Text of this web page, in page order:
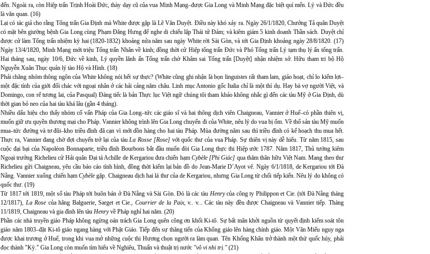
đến. Ngoài ra, còn Hiệp trấn Trịnh Hoài Đức, thày dạy cũ của vua Minh Mạng–được Gia Long và Minh Mạng đặc biệt quí mến. Lý và Đức đều
là văn quan. (16)
Lại có tác giả cho rằng Tổng trấn Gia Định mà White được gặp là Lê Văn Duyệt. Điều này khó xảy ra. Ngày 26/1/1820, Chưởng Tả quân Duyệt
có mặt bên giường bệnh Gia Long cùng Phạm Đăng Hưng để nghe di chiếu lập Thái tử Đảm; và kiêm giám 5 kinh doanh Thần sách. Duyệt chỉ
được cử làm Tổng trấn nhiệm kỳ hai (1820-1832) khoảng nửa năm sau ngày White rời Sài Gòn, và tới Gia Định khoảng ngày 28/8/1820. (17)
Ngày 13/4/1820, Minh Mạng mới triệu Tổng trấn Nhân về kinh; đồng thời cử Hiệp tổng trấn Đức và Phó Tổng trấn Lý tạm thụ lý ấn tổng trấn.
Hai tháng sau, ngày 10/6, Đức về kinh, Lý quyền lãnh ấn Tổng trấn chờ Khâm sai Tổng trấn [Duyệt] nhận nhiệm sở. Hữu tham tri bộ Hộ
Nguyễn Xuân Thục quản lý tào Hộ và Hình. (18)
Phải chăng nhóm thông ngôn của White không nói hết sự thực? (White cũng ghi nhận là bọn linguistes rất tham lam, giảo hoạt, chỉ lo kiếm lợi–
một đặc tính của giới đổi chác với ngoại nhân ở các hải cảng năm châu. Linh mục Antonio gốc Italia chỉ là một thí dụ. Hay bà vợ người Việt, và
Domingo, con rể tương lai, của Pasqual) Đáng tiếc là bản Thực lục Việt ngữ chúng tôi tham khảo không nhắc gì đến các tàu Mỹ ở Gia Định, dù
thời gian bỏ neo của hai tàu khá lâu (gần 4 tháng).
Nhiều dấu hiệu cho thấy nhóm cố vấn Pháp của Gia Long–tức các giáo sĩ và hai thông dịch viên Chaigneau, Vannier ở Huế–có phần thiên vị,
muốn giữ ưu quyền thương mại cho Pháp. Vannier không trình lên Gia Long chuyến đi của White, nêu lý do vua bị ốm. Về thổ sản tàu Mỹ muốn
mua–tức đường và tơ đũi–kho triều đình đã cạn vì mới dồn hàng cho hai tàu Pháp. Mùa đường năm sau thì triều đình có kế hoạch thu mua hết.
Thực ra, Vannier đang chờ đợi chuyến trở lại của tàuLa Rosse [Rose] với quốc thư của vua Pháp. Sự thiên vị này dễ hiểu. Từ năm 1815, sau
cuộc đại bại của Napoléon Bonnaparte, triều đình Bourbons bắt đầu muốn đòi Gia Long thực thi Hiệp ước 1787. Năm 1817, Thủ tướng kiêm
Ngoại trưởng Richelieu cử Hải quân Đại tá Achille de Kergariou đưa chiến hạm Cybèle [Phi Giác] qua thăm thân hữu Việt Nam. Mang theo thư
Richelieu gửi Chaigneau, yêu cầu báo cáo tình hình, đồng thời kiểm lại bản đồ do Jean-Marie D’Ayot vẽ. Ngày 6/1/1818, de Kergariou tới Đà
Nẵng. Vannier xuống chiến hạmCybèle gặp. Chaigneau dịch hai lá thư của de Kergariou, nhưng Gia Long từ chối tiếp kiến. Nêu lý do không có
quốc thư. (19)
Từ 1817 tới 1819, một số tàu Pháp tới buôn bán ở Đà Nẵng và Sài Gòn. Đó là các tàu Henrycủa công ty Philippon et Cie. (tới Đà Nẵng tháng
12/1817), La Rose của hãng Balguerie, Sarget et Cie., Courrier de la Paix,v.. v... Các tàu này đều được Chaigneau và Vannier tiếp. Tháng
11/1819, Chaigneau và gia đình lên tàu Henryvề Pháp nghỉ hai năm. (20)
Phần các nhà truyền giáo Pháp không ngừng oán trách Gia Long quên công ơn khối Ki-tô. Sự bất mãn khởi nguồn từ quyết định kiểm soát tôn
giáo năm 1803–đặt Ki-tô giáo ngang hàng với Phật Giáo. Tiếp đến sự thăng tiến của Khổng giáo lên hàng chính giáo. Một Văn Miếu nguy nga
được khai trương ở Huế, trong khi vua mở những cuộc thi Hương chọn người ra làm quan. Tên Khổng Khâu trở thành một thứ quốc húy, phải
đọc thành "Kỳ." Gia Long còn muốn tìm hiểu về Nghiêu, Thuấn và thuật trị nước "vô vi nhi trị." (21)